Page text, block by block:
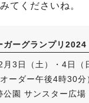
てくださいね。
ガーグランプリ2024
月3日（土）・4日（
ーダー午後4時30分
公園 サンスター広場